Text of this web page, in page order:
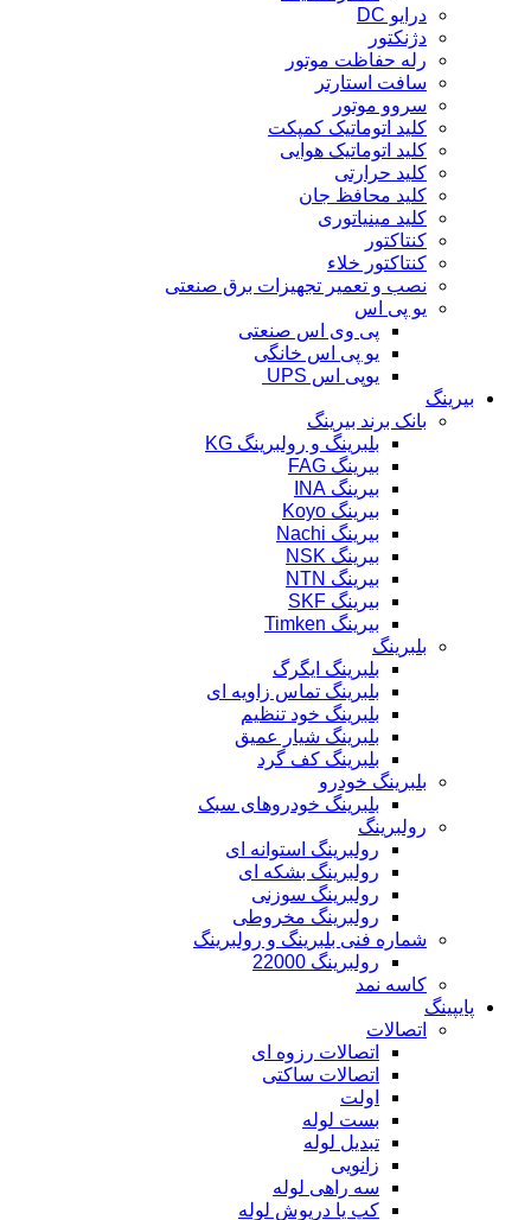
درایو DC
دژنکتور
رله حفاظت موتور
سافت استارتر
سروو موتور
کلید اتوماتیک کمپکت
کلید اتوماتیک هوایی
کلید حرارتی
کلید محافظ جان
کلید مینیاتوری
کنتاکتور
کنتاکتور خلاء
نصب و تعمیر تجهیزات برق صنعتی
یو پی اس
پی وی اس صنعتی
یو پی اس خانگی
یوپی اس UPS
بیرینگ
بانک برند بیرینگ
بلبرینگ و رولبرینگ KG
بیرینگ FAG
بیرینگ INA
بیرینگ Koyo
بیرینگ Nachi
بیرینگ NSK
بیرینگ NTN
بیرینگ SKF
بیرینگ Timken
بلبرینگ
بلبرینگ ایگرگ
بلبرینگ تماس زاویه ای
بلبرینگ خود تنظیم
بلبرینگ شیار عمیق
بلبرینگ کف گرد
بلبرینگ خودرو
بلبرینگ خودروهای سبک
رولبرینگ
رولبرینگ استوانه ای
رولبرینگ بشکه ای
رولبرینگ سوزنی
رولبرینگ مخروطی
شماره فنی بلبرینگ و رولبرینگ
رولبرینگ 22000
کاسه نمد
پایپینگ
اتصالات
اتصالات رزوه ای
اتصالات ساکتی
اولت
بست لوله
تبدیل لوله
زانویی
سه راهی لوله
کپ یا درپوش لوله